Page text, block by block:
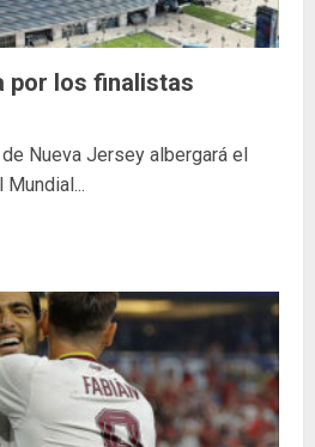
por los finalistas
Nueva Jersey albergará el